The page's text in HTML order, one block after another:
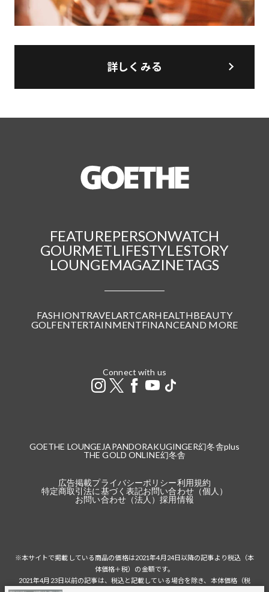
詳しくみる
FEATUREPERSONWATCH
GOURMETLIFESTYLESTORY
LOUNGEMAGAZINETAGS
FASHIONTRAVEL ARTCARHEALTHBEAUTY
GOLFENTERTAINMENTFINANCEAND MORE
Connect with us
GOETHE LOUNGE JAPANDORAKUGINGER幻冬舎plus
THE GOLD ONLINE幻冬舎
広告掲載プライバシーポリシー利用規約
特定商取引法に基づく表記お問い合わせ（個人）
お問い合わせ（法人）採用情報
※本サイトで掲載している商品の価格は2021年4月24日以降の記事より税込（本
体価格＋税）の金額です。
2021年4月23日以前の記事は、税込と記載している場合を除き、本体価格（税